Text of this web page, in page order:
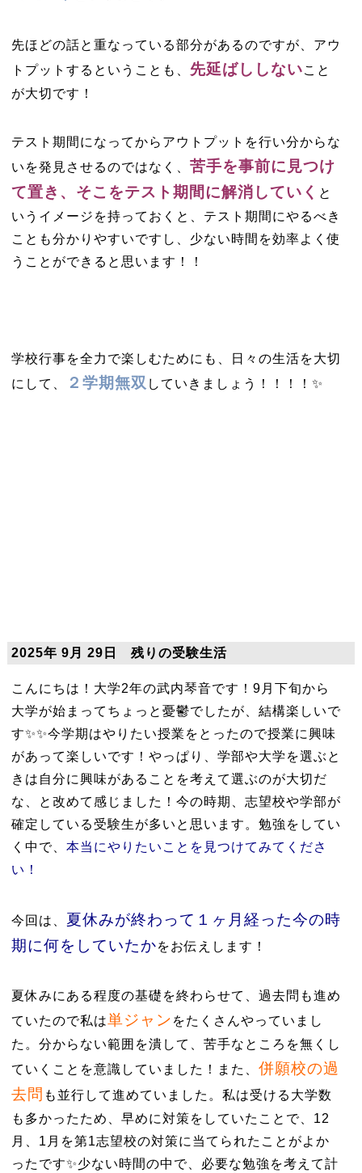
先ほどの話と重なっている部分があるのですが、アウ
トプットするということも、 先延ばししないこと
が大切です！
テスト期間になってからアウトプットを行い分からな
いを発見させるのではなく、 苦手を事前に見つけ
て置き、そこをテスト期間に解消していく と
いうイメージを持っておくと、テスト期間にやるべき
ことも分かりやすいですし、少ない時間を効率よく使
うことができると思います！！
学校行事を全力で楽しむためにも、日々の生活を大切
にして、
２学期無双 していきましょう！！！！✨
2025年 9月 29日 残りの受験生活
こんにちは！大学2年の武内琴音です！9月下旬から
大学が始まってちょっと憂鬱でしたが、結構楽しいで
す✨✨今学期はやりたい授業をとったので授業に興味
があって楽しいです！やっぱり、学部や大学を選ぶと
きは自分に興味があることを考えて選ぶのが大切だ
な、と改めて感じました！今の時期、志望校や学部が
確定している受験生が多いと思います。勉強をしてい
く中で、 本当にやりたいことを見つけてみてくださ
い！
今回は、 夏休みが終わって１ヶ月経った今の時
期に何をしていたかをお伝えします！
夏休みにある程度の基礎を終わらせて、過去問も進め
ていたので私は単ジャン をたくさんやっていまし
た。分からない範囲を潰して、苦手なところを無くし
ていくことを意識していました！また、 併願校の過
去問 も並行して進めていました。私は受ける大学数
も多かったため、早めに対策をしていたことで、12
月、1月を第1志望校の対策に当てられたことがよか
ったです✨少ない時間の中で、必要な勉強を考えて計